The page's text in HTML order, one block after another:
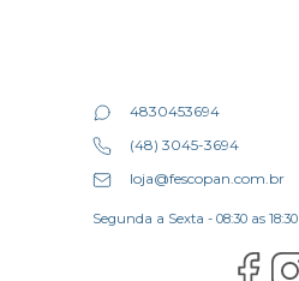
4830453694
(48) 3045-3694
loja@fescopan.com.br
Segunda a Sexta - 08:30 as